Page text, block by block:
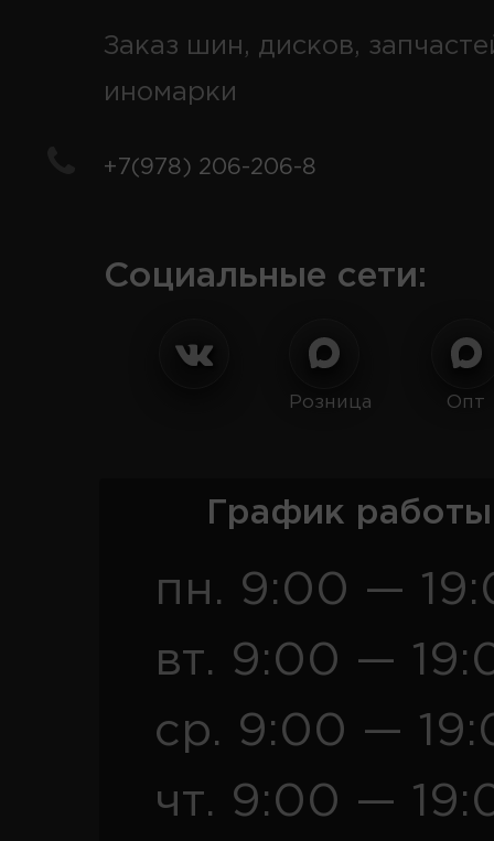
Заказ шин, дисков,
иномарки
+7(978) 206-206-8
Социальные сети:
Розница Опт
График
пн. 9:00 —
вт. 9:00 —
ср. 9:00 —
чт. 9:00 —